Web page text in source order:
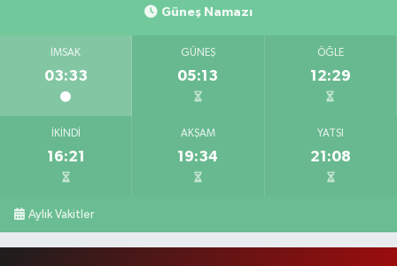
Güneş Namazı
İMSAK
03:33
GÜNEŞ
05:13
ÖĞLE
12:29
İKINDI
16:21
AKŞAM
19:34
YATSI
21:08
Aylık Vakitler